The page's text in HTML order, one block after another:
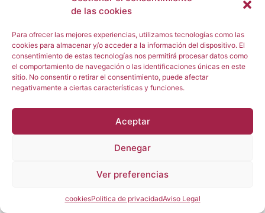
de las cookies
Para ofrecer las mejores experiencias, utilizamos tecnologías como las
cookies para almacenar y/o acceder a la información del dispositivo. El
consentimiento de estas tecnologías nos permitirá procesar datos como
el comportamiento de navegación o las identificaciones únicas en este
sitio. No consentir o retirar el consentimiento, puede afectar
negativamente a ciertas características y funciones.
Aceptar
Denegar
Ver preferencias
cookiesPolitica de privacidadAviso Legal